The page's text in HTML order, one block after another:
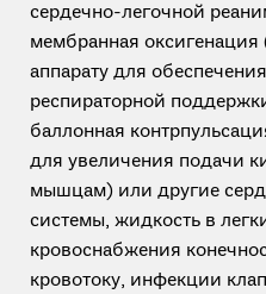
сердечно-легочной
мембранная
аппарату для
респираторной
баллонная
для увеличения подачи
мышцам) или другие
системы, жидкость в
кровоснабжения
кровотоку, инфекции